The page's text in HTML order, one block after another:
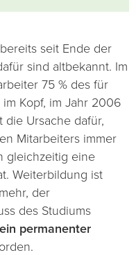
seit Ende der
sind altbekannt. Im
75 % des für
Kopf, im Jahr 2006
die Ursache dafür,
Mitarbeiters immer
gleichzeitig eine
Weiterbildung ist
der
des Studiums
permanenter